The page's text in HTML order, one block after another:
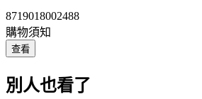
8719018002488
購物須知
查看
別人也看了